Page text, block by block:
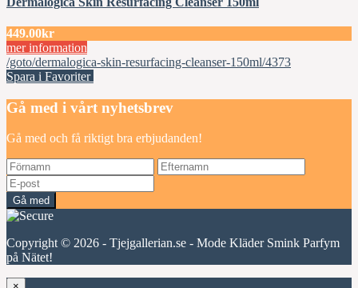
449.00kr
mer information
/goto/dermalogica-skin-resurfacing-cleanser-150ml/4373
Spara i Favoriter
Gå med i vårt nyhetsbrev
Gå med och få riktigt bra erbjudanden!
Gå med
Copyright © 2026 - Tjejgallerian.se - Mode Kläder Smink Parfym
på Nätet!